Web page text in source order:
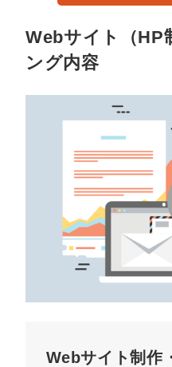
Webサイト（HP
ング内容
Webサイト制作